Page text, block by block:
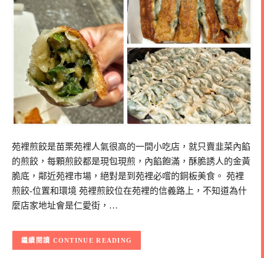
苑裡煎餃是苗栗苑裡人氣很高的一間小吃店，就只賣韭菜內餡
的煎餃，每顆煎餃都是現包現煎，內餡飽滿，酥脆誘人的金黃
脆底，鄰近苑裡市場，絕對是到苑裡必嚐的銅板美食。 苑裡
煎餃-位置和環境 苑裡煎餃位在苑裡的信義路上，不知道為什
麼店家地址會是仁愛街，…
CONTINUE READING